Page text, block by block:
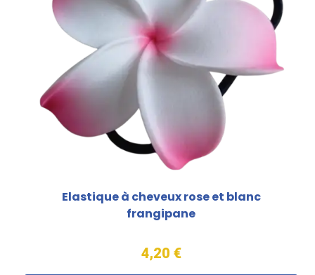
Elastique à cheveux rose et blanc
frangipane
4,20 €